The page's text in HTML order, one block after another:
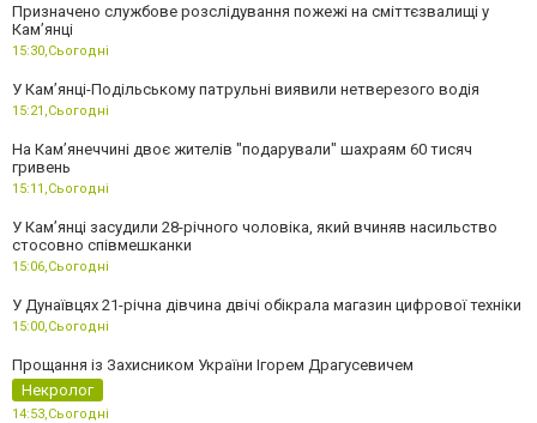
Призначено службове розслідування пожежі на сміттєзвалищі у
Кам’янці
15:30,Сьогодні
У Кам’янці-Подільському патрульні виявили нетверезого водія
15:21,Сьогодні
На Камʼянеччині двоє жителів "подарували" шахраям 60 тисяч
гривень
15:11,Сьогодні
У Камʼянці засудили 28-річного чоловіка, який вчиняв насильство
стосовно співмешканки
15:06,Сьогодні
У Дунаївцях 21-річна дівчина двічі обікрала магазин цифрової техніки
15:00,Сьогодні
Прощання із Захисником України Ігорем Драгусевичем
Некролог
14:53,Сьогодні